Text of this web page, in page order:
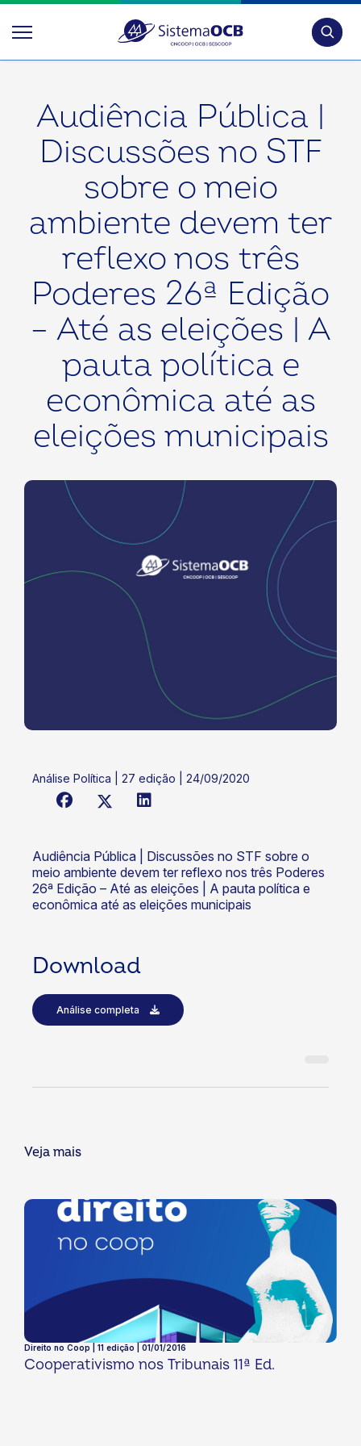
Audiência Pública |
Discussões no STF
sobre o meio
ambiente devem ter
reflexo nos três
Poderes 26ª Edição
– Até as eleições | A
pauta política e
econômica até as
eleições municipais
Análise Política | 27 edição | 24/09/2020
Audiência Pública | Discussões no STF sobre o
meio ambiente devem ter reflexo nos três Poderes
26ª Edição – Até as eleições | A pauta política e
econômica até as eleições municipais
Download
Análise completa
Veja mais
Direito no Coop | 11 edição | 01/01/2016
Cooperativismo nos Tribunais 11ª Ed.